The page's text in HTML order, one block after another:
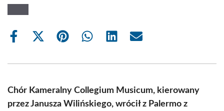
Share
Share
(Twitter)
Share Share Share Share
Chór Kameralny Collegium Musicum, kierowany
przez Janusza Wilińskiego, wrócił z Palermo z